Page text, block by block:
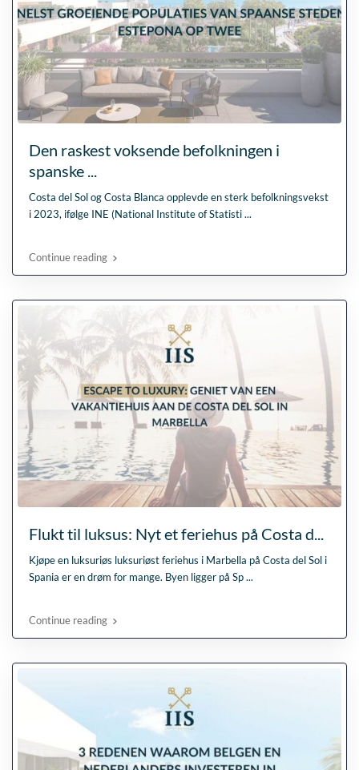
Den raskest voksende befolkningen i
spanske ...
Costa del Sol og Costa Blanca opplevde en sterk befolkningsvekst
i 2023, ifølge INE (National Institute of Statisti...
Continue reading
Flukt til luksus: Nyt et feriehus på Costa d...
Kjøpe en luksuriøs luksuriøst feriehus i Marbella på Costa del Sol i
Spania er en drøm for mange. Byen ligger på Sp...
Continue reading